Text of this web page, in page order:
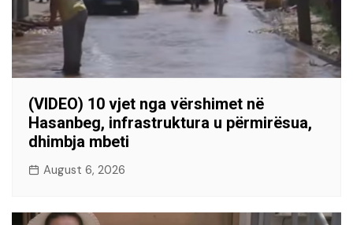
(VIDEO) 10 vjet nga vërshimet në
Hasanbeg, infrastruktura u përmirësua,
dhimbja mbeti
August 6, 2026